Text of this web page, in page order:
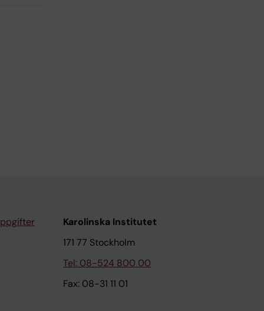
Karolinska Institutet
171 77 Stockholm
Tel: 08-524 800 00
Fax: 08-31 11 01